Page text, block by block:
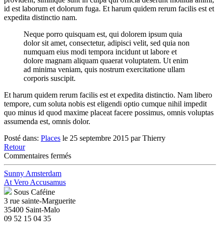
id est laborum et dolorum fuga. Et harum quidem rerum facilis est et
expedita distinctio nam.
Neque porro quisquam est, qui dolorem ipsum quia
dolor sit amet, consectetur, adipisci velit, sed quia non
numquam eius modi tempora incidunt ut labore et
dolore magnam aliquam quaerat voluptatem. Ut enim
ad minima veniam, quis nostrum exercitatione ullam
corporis suscipit.
Et harum quidem rerum facilis est et expedita distinctio. Nam libero
tempore, cum soluta nobis est eligendi optio cumque nihil impedit
quo minus id quod maxime placeat facere possimus, omnis voluptas
assumenda est, omnis dolor.
Posté dans: Places le 25 septembre 2015 par Thierry
Retour
Commentaires ferméssur
Benean
Sunny Amsterdam
At Vero Accusamus
Sous Caféine
3 rue sainte-Marguerite
35400 Saint-Malo
09 52 15 04 35